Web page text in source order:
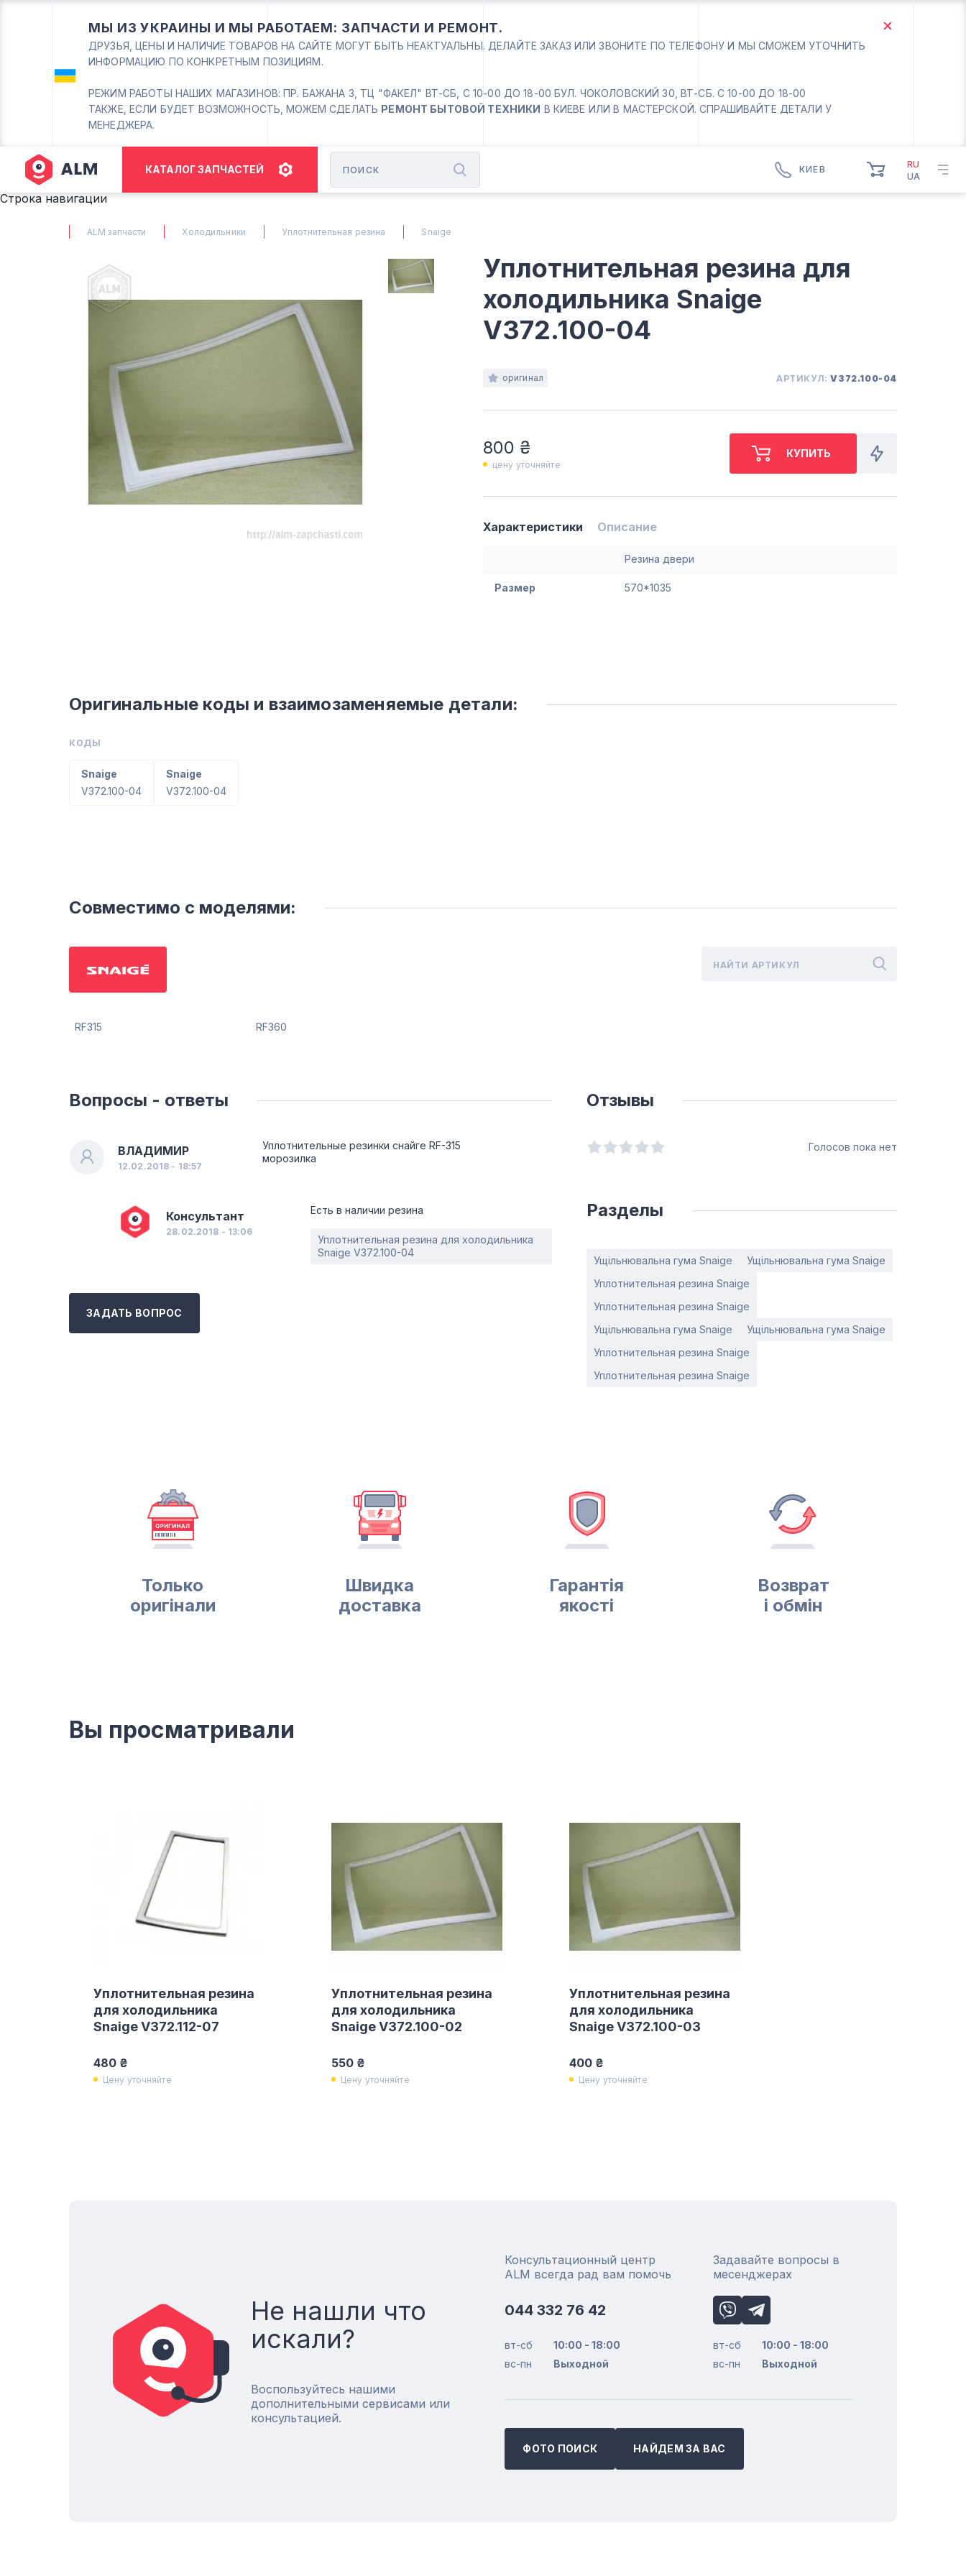
МЫ ИЗ УКРАИНЫ И МЫ РАБОТАЕМ: ЗАПЧАСТИ И РЕМОНТ.
ДРУЗЬЯ, ЦЕНЫ И НАЛИЧИЕ ТОВАРОВ НА САЙТЕ МОГУТ БЫТЬ НЕАКТУАЛЬНЫ. ДЕЛАЙТЕ ЗАКАЗ ИЛИ ЗВОНИТЕ ПО ТЕЛЕФОНУ И МЫ СМОЖЕМ УТОЧНИТЬ
ИНФОРМАЦИЮ ПО КОНКРЕТНЫМ ПОЗИЦИЯМ.
РЕЖИМ РАБОТЫ НАШИХ МАГАЗИНОВ: ПР. БАЖАНА 3, ТЦ "ФАКЕЛ" ВТ-СБ, С 10-00 ДО 18-00 БУЛ. ЧОКОЛОВСКИЙ 30, ВТ-СБ. С 10-00 ДО 18-00
ТАКЖЕ, ЕСЛИ БУДЕТ ВОЗМОЖНОСТЬ, МОЖЕМ СДЕЛАТЬ РЕМОНТ БЫТОВОЙ ТЕХНИКИ В КИЕВЕ ИЛИ В МАСТЕРСКОЙ. СПРАШИВАЙТЕ ДЕТАЛИ У
МЕНЕДЖЕРА.
КАТАЛОГ ЗАПЧАСТЕЙ КИЕВ
Вс-Пн. Выходной
Соломенский район - ВТ-
(063) 527 27 00
RU
UA
Строка навигации
ALM запчасти Холодильники Уплотнительная резина Snaige
Уплотнительная резина для
холодильника Snaige
V372.100-04
оригинал АРТИКУЛ:V372.100-04
800 ₴
цену уточняйте
Характеристики Описание
Резина двери
Размер 570*1035
Оригинальные коды и взаимозаменяемые детали:
КОДЫ
Snaige
V372.100-04
Snaige
V372.100-04
Совместимо с моделями:
RF315 RF360
Вопросы - ответы
ВЛАДИМИР
12.02.2018 - 18:57
Уплотнительные резинки снайге RF-315
морозилка
Консультант
28.02.2018 - 13:06
Есть в наличии резина
Уплотнительная резина для холодильника
Snaige V372.100-04
ЗАДАТЬ ВОПРОС
Отзывы
Голосов пока нет
Разделы
Ущільнювальна гума Snaige
Ущільнювальна гума Snaige
Уплотнительная резина Snaige
Уплотнительная резина Snaige
Ущільнювальна гума Snaige
Ущільнювальна гума Snaige
Уплотнительная резина Snaige
Уплотнительная резина Snaige
Только
оригінали
Швидка
доставка
Гарантія
якості
Возврат
і обмін
Вы просматривали
Уплотнительная резина
для холодильника
Snaige V372.112-07
480 ₴
Цену уточняйте
Уплотнительная резина
для холодильника
Snaige V372.100-02
550 ₴
Цену уточняйте
Уплотнительная резина
для холодильника
Snaige V372.100-03
400 ₴
Цену уточняйте
Не нашли что
искали?
Воспользуйтесь нашими
дополнительными сервисами или
консультацией.
Консультационный центр
ALM всегда рад вам помочь
044 332 76 42
вт-сб
10:00 - 18:00
вс-пн
Выходной
Задавайте вопросы в
месенджерах
вт-сб
10:00 - 18:00
вс-пн
Выходной
ФОТО ПОИСК НАЙДЕМ ЗА ВАС